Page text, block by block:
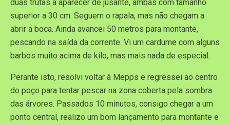
duas trutas a aparecer de jusante, ambas com tamanho
superior a 30 cm. Seguem o rapala, mas não chegam a
abrir a boca. Ainda avancei 50 metros para montante,
pescando na saída da corrente. Vi um cardume com alguns
barbos muito acima de kilo, mas mais nada de especial.
Perante isto, resolvi voltar à Mepps e regressei ao centro
do poço para tentar pescar na zona coberta pela sombra
das árvores. Passados 10 minutos, consigo chegar a um
ponto central, realizo um bom lançamento para montante e